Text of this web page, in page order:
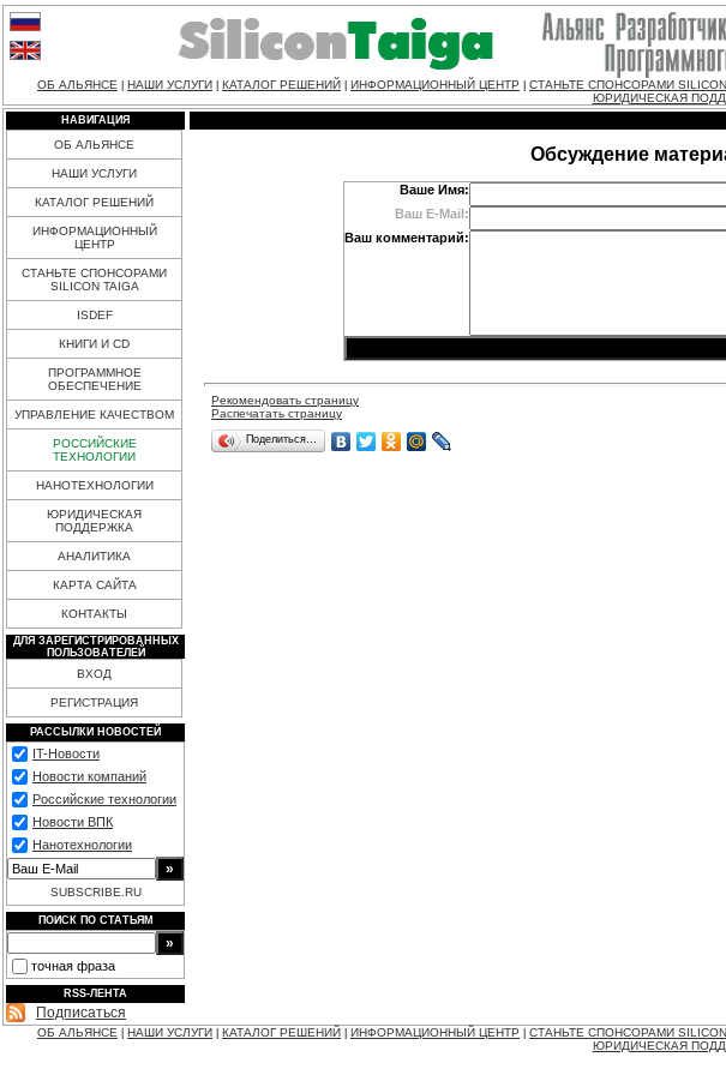
ОБ АЛЬЯНСЕ НАШИ УСЛУГИ КАТАЛОГ РЕШЕНИЙ ИНФОРМАЦИОННЫЙ ЦЕНТР СТАНЬТЕ СПОНСОРАМИ SILICON
ЮРИДИЧЕСКАЯ
НАВИГАЦИЯ
ОБ АЛЬЯНСЕ
НАШИ УСЛУГИ
КАТАЛОГ РЕШЕНИЙ
ИНФОРМАЦИОННЫЙ
ЦЕНТР
СТАНЬТЕ СПОНСОРАМИ
SILICON TAIGA
ISDEF
КНИГИ И CD
ПРОГРАММНОЕ
ОБЕСПЕЧЕНИЕ
УПРАВЛЕНИЕ КАЧЕСТВОМ
РОССИЙСКИЕ
ТЕХНОЛОГИИ
НАНОТЕХНОЛОГИИ
ЮРИДИЧЕСКАЯ
ПОДДЕРЖКА
АНАЛИТИКА
КАРТА САЙТА
КОНТАКТЫ
ДЛЯ ЗАРЕГИСТРИРОВАННЫХ
ПОЛЬЗОВАТЕЛЕЙ
ВХОД
РЕГИСТРАЦИЯ
РАССЫЛКИ НОВОСТЕЙ
IT-Новости
Новости компаний
Российские технологии
Новости ВПК
Нанотехнологии
SUBSCRIBE.RU
ПОИСК ПО СТАТЬЯМ
точная фраза
RSS-ЛЕНТА
Подписаться
Обсуждение
Ваше Имя:
Ваш E-Mail:
Ваш комментарий:
Рекомендовать страницу
Распечатать страницу
Поделиться…
ОБ АЛЬЯНСЕ НАШИ УСЛУГИ КАТАЛОГ РЕШЕНИЙ ИНФОРМАЦИОННЫЙ ЦЕНТР СТАНЬТЕ СПОНСОРАМИ SILICON
ЮРИДИЧЕСКАЯ